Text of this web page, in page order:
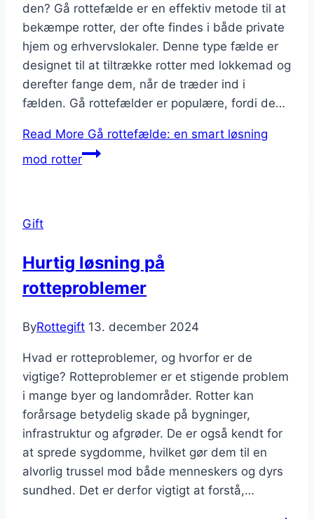
den? Gå rottefælde er en effektiv metode til at
bekæmpe rotter, der ofte findes i både private
hjem og erhvervslokaler. Denne type fælde er
designet til at tiltrække rotter med lokkemad og
derefter fange dem, når de træder ind i
fælden. Gå rottefælder er populære, fordi de…
Read More Gå rottefælde: en smart løsning
mod rotter
Gift
Hurtig løsning på
rotteproblemer
ByRottegift 13. december 2024
Hvad er rotteproblemer, og hvorfor er de
vigtige? Rotteproblemer er et stigende problem
i mange byer og landområder. Rotter kan
forårsage betydelig skade på bygninger,
infrastruktur og afgrøder. De er også kendt for
at sprede sygdomme, hvilket gør dem til en
alvorlig trussel mod både menneskers og dyrs
sundhed. Det er derfor vigtigt at forstå,…